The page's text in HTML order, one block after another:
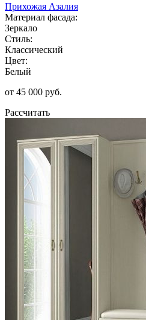
Прихожая Азалия
Материал фасада:
Зеркало
Стиль:
Классический
Цвет:
Белый
от 45 000 руб.
Рассчитать